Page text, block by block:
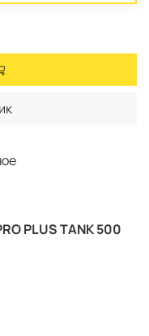
PLUS TANK 500